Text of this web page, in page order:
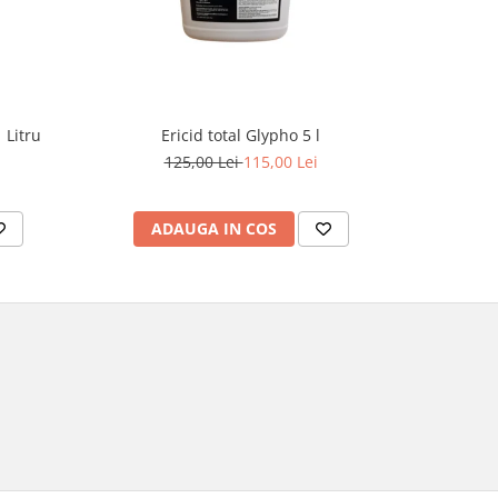
Litru
Ericid total Glypho 5 l
125,00 Lei115,00 Lei
ADAUGA IN COS